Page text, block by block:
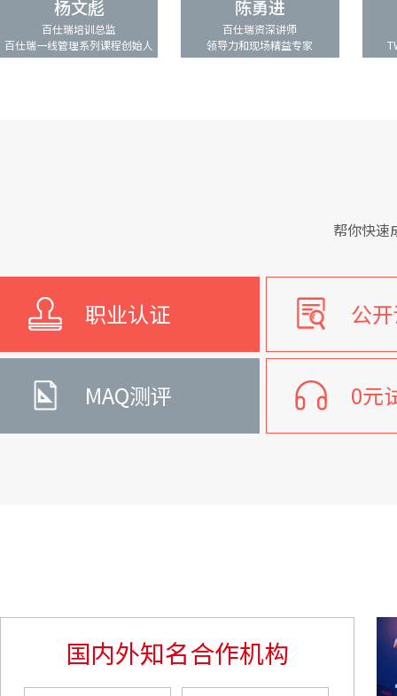
杨文彪
百仕瑞培训总监
百仕瑞一线管理系列课程创始人
陈勇进
百仕瑞资深讲师
领导力和现场精益专家
帮你快速
职业认证 公
MAQ测评 0元
国内外知名合作机构